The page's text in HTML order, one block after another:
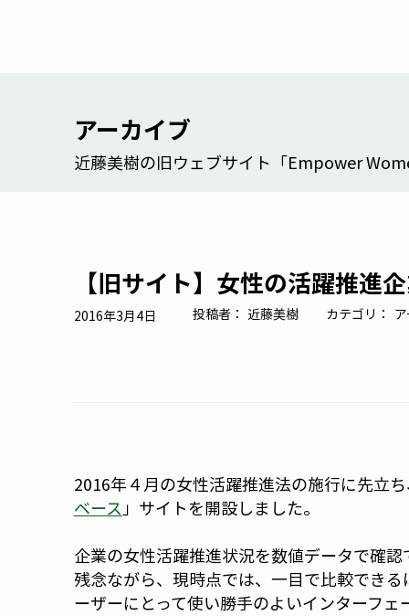
2016年４月の女性活躍推進法の施行に先立
ベース」サイトを開設しました。
企業の女性活躍推進状況を数値データで確認
残念ながら、現時点では、一目で比較でき
ーザーにとって使い勝手のよいインターフェ
2016年3月4日 投稿者： カテゴリ：
近藤美樹
【旧サイト】女性の活躍推進
アーカイブ
近藤美樹の旧ウェブサイト「Empower